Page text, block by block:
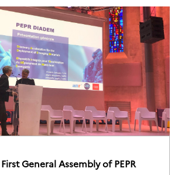
General Assembly of PEPR